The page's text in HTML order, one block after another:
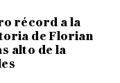
récord a la
de Florian
alto de la